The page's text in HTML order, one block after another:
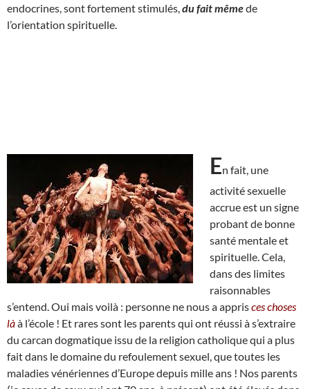
endocrines, sont fortement stimulés, du fait mêmede
l’orientation spirituelle.
En fait, une
activité sexuelle
accrue est un signe
probant de bonne
santé mentale et
spirituelle. Cela,
dans des limites
raisonnables
s’entend. Oui mais voilà : personne ne nous a apprisces choses
làà l’école ! Et rares sont les parents qui ont réussi à s’extraire
du carcan dogmatique issu de la religion catholique qui a plus
fait dans le domaine du refoulement sexuel, que toutes les
maladies vénériennes d’Europe depuis mille ans ! Nos parents